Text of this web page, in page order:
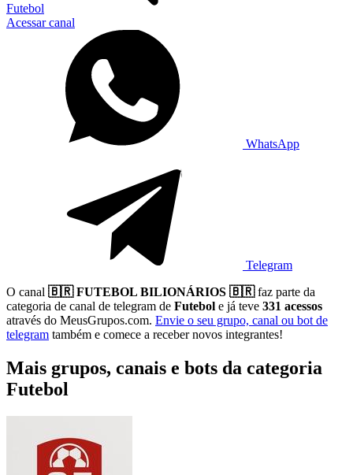
Futebol
Acessar canal
WhatsApp
Telegram
O canal 🇧🇷 FUTEBOL BILIONÁRIOS 🇧🇷faz parte da
categoria de canal de telegram de Futebol e já teve 331 acessos
através do MeusGrupos.com. Envie o seu grupo, canal ou bot de
telegram também e comece a receber novos integrantes!
Mais grupos, canais e bots da categoria
Futebol